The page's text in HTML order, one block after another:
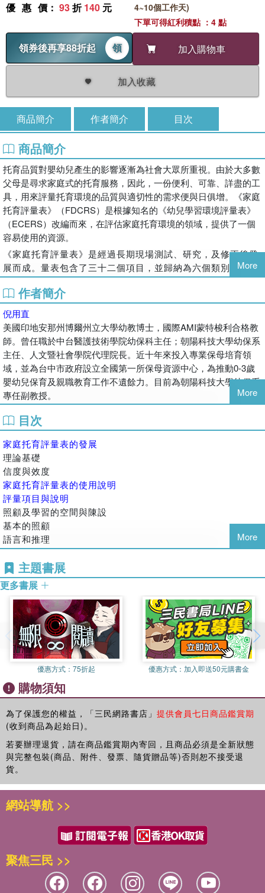
優惠價 ： 93折140 元
領券後再享88折起 領 加入購物車
加入收藏
4~10個工作天)
下單可得紅利積點 ：4 點
商品簡介 作者簡介 目次
商品簡介
托育品質對嬰幼兒產生的影響逐漸為社會大眾所重視。由於大多數
父母是尋求家庭式的托育服務，因此，一份便利、可靠、詳盡的工
具，用來評量托育環境的品質與適切性的需求便與日俱增。《家庭
托育評量表》（FDCRS）是根據知名的《幼兒學習環境評量表》
（ECERS）改編而來，在評估家庭托育環境的領域，提供了一個
容易使用的資源。
《家庭托育評量表》是經過長期現場測試、研究，及修正後發
展而成。量表包含了三十二個項目，並歸納為六個類別：照顧
及學習的空間與陳設、基本的照顧、語言和推理、學習活動、
社交發展，以及成人需求。此外尚有八個額外項目，用以評量
家庭托育者為可能受托的障礙幼兒所預備的環境。
《家庭托育評量表》具備下列重要功能：可做為家庭托育業者
的自評工具、政府或私人監督機構的品質管控標準，以及有心
家長們重要的參考資料。評量表所建立的信度與效度，尤其對
幼兒相關研究及培訓機構有重大助益。
More
作者簡介
倪用直
美國印地安那州博爾州立大學幼教博士，國際AMI蒙特梭利合格教
師。曾任職於中台醫護技術學院幼保科主任；朝陽科技大學幼保系
主任、人文暨社會學院代理院長。近十年來投入專業保母培育領
域，並為台中市政府設立全國第一所保母資源中心，為推動0-3歲
嬰幼兒保育及親職教育工作不遺餘力。目前為朝陽科技大學幼保系
專任副教授。
More
目次
家庭托育評量表的發展
理論基礎
信度與效度
家庭托育評量表的使用說明
評量項目與說明
照顧及學習的空間與陳設
基本的照顧
語言和推理
學習活動
社交發展
成人需求
補充項目：針對特殊幼兒的準備
More
主題書展
更多書展
優惠方式： 75折起 優惠方式： 加入即送50元購書金
購物須知
為了保護您的權益，「三民網路書店」 提供會員七日商品鑑賞期
(收到商品為起始日)。
若要辦理退貨，請在商品鑑賞期內寄回，且商品必須是全新狀態
與完整包裝(商品、附件、發票、隨貨贈品等)否則恕不接受退
貨。
網站導航 >>
聚焦三民 >>